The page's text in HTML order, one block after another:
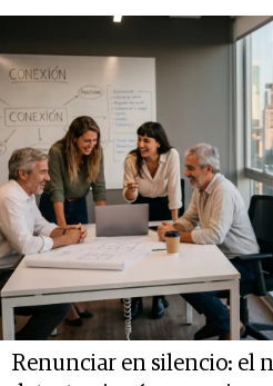
Renunciar en silencio: el